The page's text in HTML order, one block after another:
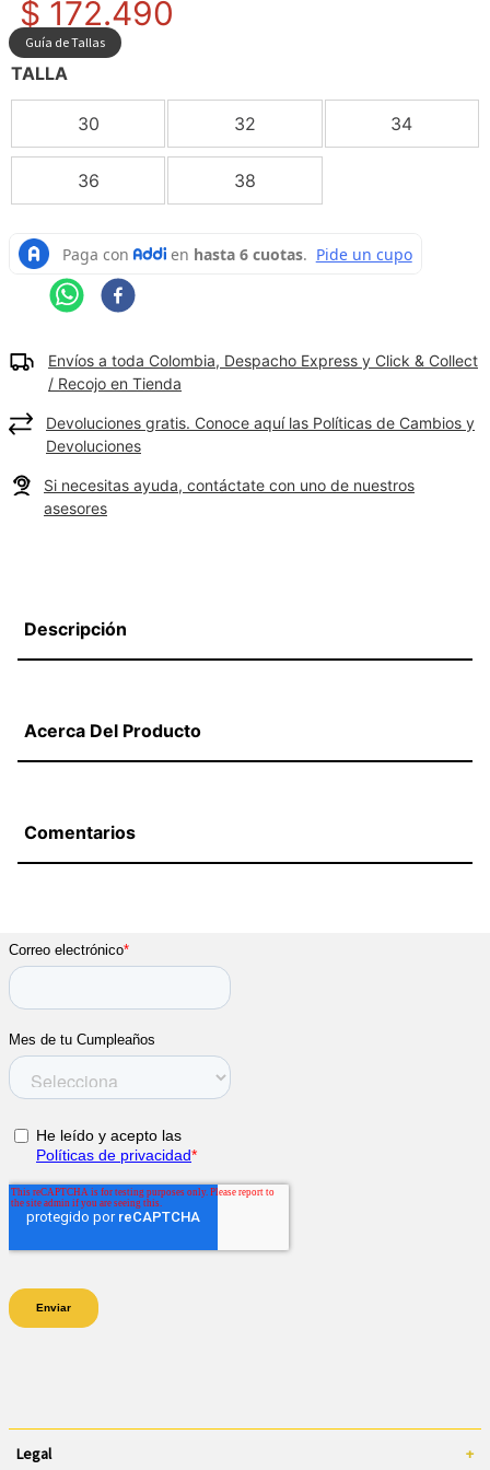
$ 172.490
Guía de Tallas
TALLA
30 32 34
36 38
Envíos a toda Colombia, Despacho Express y Click & Collect
/ Recojo en Tienda
Devoluciones gratis. Conoce aquí las Políticas de Cambios y
Devoluciones
Si necesitas ayuda, contáctate con uno de nuestros
asesores
Descripción
Acerca Del Producto
Comentarios
Legal +
9. camisetas hombre
10